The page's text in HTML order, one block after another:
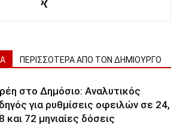
ΠΕΡΙΣΣΟΤΕΡΑ ΑΠΟ ΤΟΝ ΔΗΜΙΟΥΡΓΟ
στο Δημόσιο: Αναλυτικός
για ρυθμίσεις οφειλών σε 24,
και 72 μηνιαίες δόσεις